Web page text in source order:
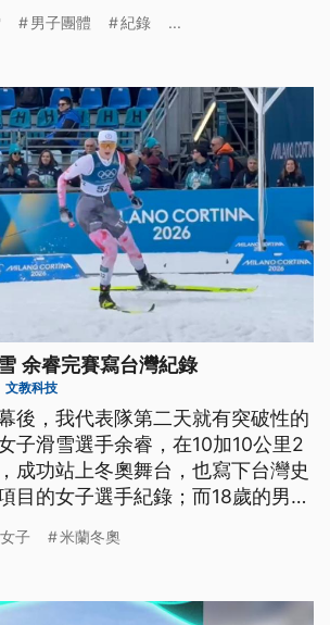
男子團體 紀錄 ...
余睿完賽寫台灣紀錄
文教科技
後，我代表隊第二天就有突破性的
子滑雪選手余睿，在10加10公里2
成功站上冬奧舞台，也寫下台灣史
目的女子選手紀錄；而18歲的男子
賽，為國爭光。
女子 米蘭冬奧